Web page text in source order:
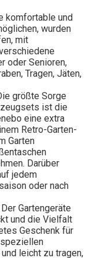
komfortable und
wurden
mit
oder Senioren,
Tragen, Jäten,
größte Sorge
ist die
eine extra
Retro-Garten-
Garten
Darüber
jedem
oder nach
Gartengeräte
und die Vielfalt
Geschenk für
speziellen
leicht zu tragen,